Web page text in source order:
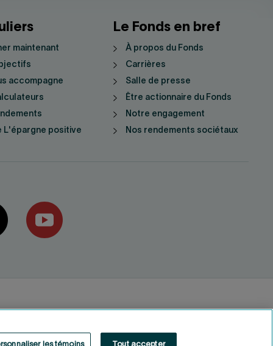
maintenant
accompagne
L'épargne positive
Le Fonds en bref
À propos du Fonds
Carrières
Salle de presse
Être actionnaire du Fonds
Notre engagement
Nos rendements sociétaux
les témoins Tout accepter